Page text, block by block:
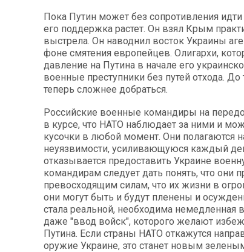
Пока Путин может без сопротивления
его поддержка растет. Он взял Крым
выстрела. Он наводнил восток Украины
фоне смятения европейцев. Олигархи,
давление на Путина в начале его
военные преступники без путей отхода. До
теперь сложнее добраться.
Российские военные командиры на
в курсе, что НАТО наблюдает за ними и
кусочки в любой момент. Они полагаются
неуязвимости, усиливающуюся каждый
отказывается предоставить Украине
командирам следует дать понять, что они
превосходящим силам, что их жизни в
они могут быть и будут пленены и
стала реальной, необходима немедленная
даже "ввод войск", которого желают
Путина. Если страны НАТО откажутся
оружие Украине, это станет новым